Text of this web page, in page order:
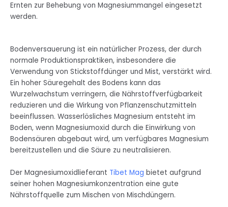
Ernten zur Behebung von Magnesiummangel eingesetzt
werden.
Bodenversauerung ist ein natürlicher Prozess, der durch
normale Produktionspraktiken, insbesondere die
Verwendung von Stickstoffdünger und Mist, verstärkt wird.
Ein hoher Säuregehalt des Bodens kann das
Wurzelwachstum verringern, die Nährstoffverfügbarkeit
reduzieren und die Wirkung von Pflanzenschutzmitteln
beeinflussen. Wasserlösliches Magnesium entsteht im
Boden, wenn Magnesiumoxid durch die Einwirkung von
Bodensäuren abgebaut wird, um verfügbares Magnesium
bereitzustellen und die Säure zu neutralisieren.
Der Magnesiumoxidlieferant Tibet Mag bietet aufgrund
seiner hohen Magnesiumkonzentration eine gute
Nährstoffquelle zum Mischen von Mischdüngern.